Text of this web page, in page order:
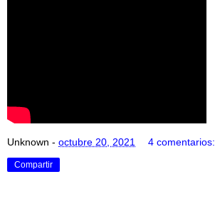
Unknown - octubre 20, 2021 4 comentarios:
Compartir